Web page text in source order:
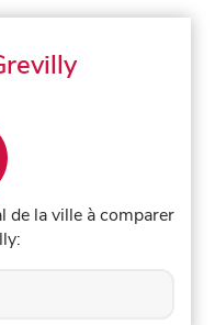
de la ville à comparer